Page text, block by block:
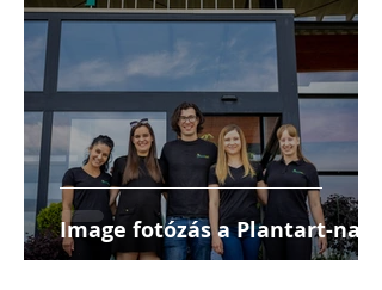
Image fotózás a Plantart-nak